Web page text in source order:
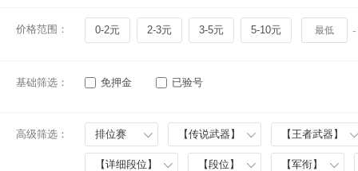
价格范围： 0-2元 2-3元 3-5元 5-10元 -
基础筛选： 免押金 已验号
高级筛选： 排位赛 【传说武器】 【王者武器】
【详细段位】 【段位】 【军衔】